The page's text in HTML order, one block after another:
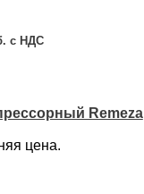
Remeza
цена.